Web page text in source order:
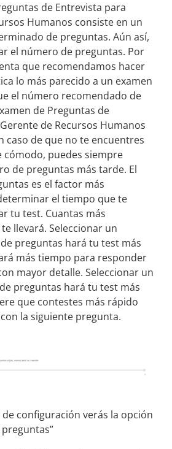
de Entrevista para
Humanos consiste en un
de preguntas. Aún así,
el número de preguntas. Por
que recomendamos hacer
lo más parecido a un examen
el número recomendado de
de Preguntas de
de Recursos Humanos
caso de que no te encuentres
puedes siempre
de preguntas más tarde. El
es el factor más
el tiempo que te
tu test. Cuantas más
llevará. Seleccionar un
preguntas hará tu test más
más tiempo para responder
mayor detalle. Seleccionar un
preguntas hará tu test más
que contestes más rápido
la siguiente pregunta.
de configuración verás la opción